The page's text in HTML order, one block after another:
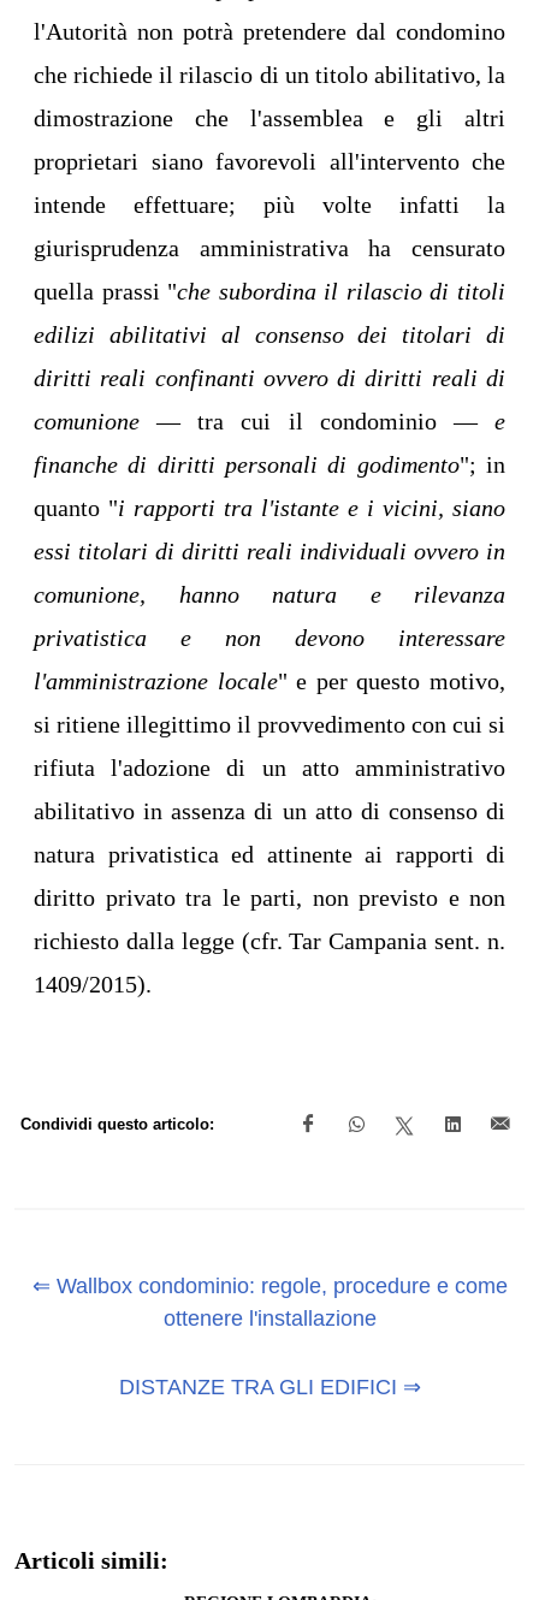
l'Autorità non potrà pretendere dal condomino
che richiede il rilascio di un titolo abilitativo, la
dimostrazione che l'assemblea e gli altri
proprietari siano favorevoli all'intervento che
intende effettuare; più volte infatti la
giurisprudenza amministrativa ha censurato
quella prassi "che subordina il rilascio di titoli
edilizi abilitativi al consenso dei titolari di
diritti reali confinanti ovvero di diritti reali di
comunione — tra cui il condominio — e
finanche di diritti personali di godimento"; in
quanto "i rapporti tra l'istante e i vicini, siano
essi titolari di diritti reali individuali ovvero in
comunione, hanno natura e rilevanza
privatistica e non devono interessare
l'amministrazione locale" e per questo motivo,
si ritiene illegittimo il provvedimento con cui si
rifiuta l'adozione di un atto amministrativo
abilitativo in assenza di un atto di consenso di
natura privatistica ed attinente ai rapporti di
diritto privato tra le parti, non previsto e non
richiesto dalla legge (cfr. Tar Campania sent. n.
1409/2015).
Condividi questo articolo:
⇐ Wallbox condominio: regole, procedure e come
ottenere l'installazione
DISTANZE TRA GLI EDIFICI ⇒
Articoli simili: